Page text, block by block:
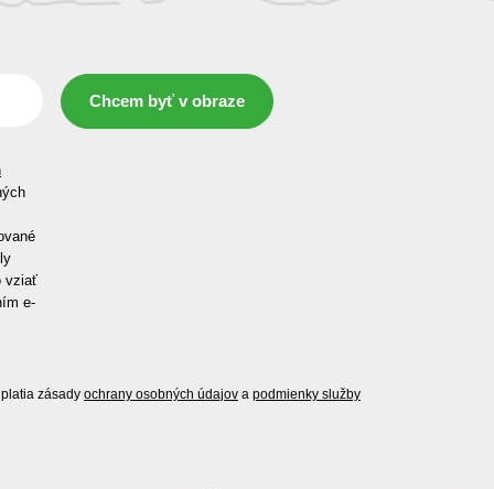
Chcem byť v obraze
vziať
e-
zásady ochrany osobných údajov a podmienky služby